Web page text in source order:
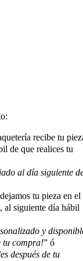
recibe tu
de que realices tu
al día siguiente
tu pieza en el
al siguiente día hábil
y
tu compra!” ó
después de tu